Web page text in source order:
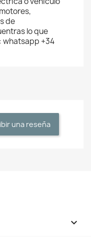
de
lo que
whatsapp +34
una reseña
